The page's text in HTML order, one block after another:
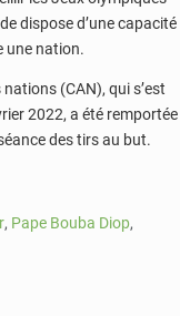
dispose d’une capacité
une nation.
(CAN), qui s’est
2022, a été remportée
des tirs au but.
, Pape Bouba Diop,